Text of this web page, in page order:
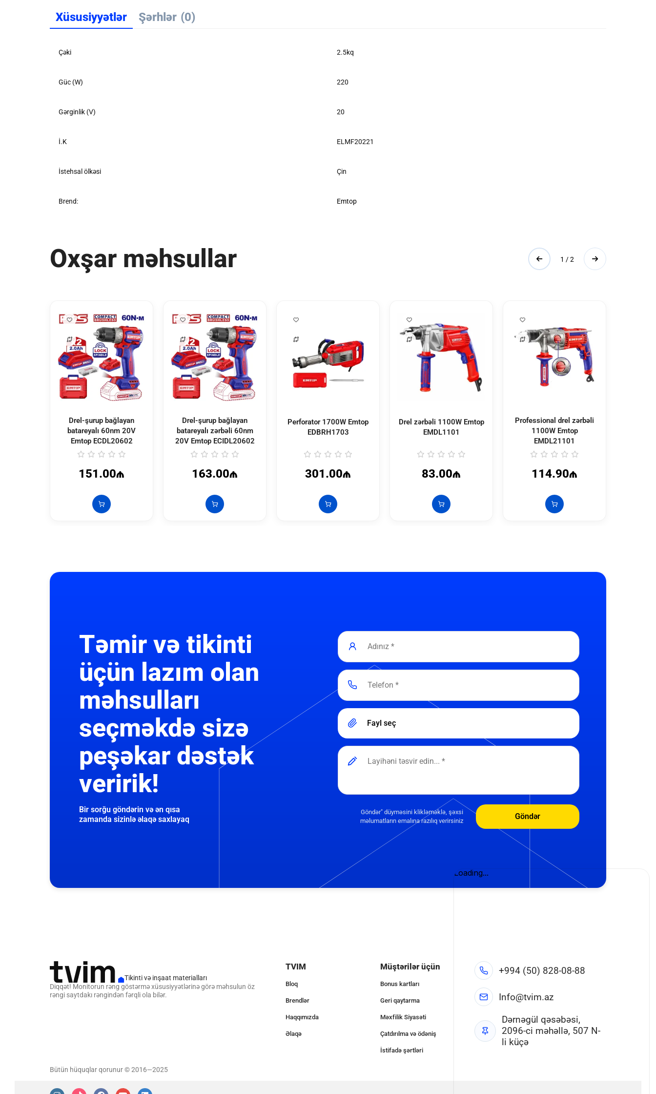
Xüsusiyyətlər Şərhlər (0)
Çəki 2.5kq
Güc (W) 220
Gərginlik (V) 20
İ.K ELMF20221
İstehsal ölkəsi Çin
Brend: Emtop
Oxşar məhsullar
Drel-şurup bağlayan
batareyalı 60nm 20V
Emtop ECDL20602
151.00₼
Drel-şurup bağlayan
batareyalı zərbəli 60nm
20V Emtop ECIDL20602
163.00₼
Perforator 1700W Emtop
EDBRH1703
301.00₼
Drel zərbəli 1100W Emtop
EMDL1101
83.00₼
Professional drel zərbəli
1100W Emtop
EMDL21101
114.90₼
1 / 2
Təmir və tikinti
üçün lazım olan
məhsulları
seçməkdə sizə
peşəkar dəstək
veririk!
Bir sorğu göndərin və ən qısa
zamanda sizinlə əlaqə saxlayaq
Fayl seç
Göndər" düyməsini klikləməklə, şəxsi
məlumatların emalına razılıq verirsiniz
Göndər
Tikinti və inşaat materialları
Diqqət! Monitorun rəng göstərmə xüsusiyyətlərinə görə məhsulun öz
rəngi saytdakı rəngindən fərqli ola bilər.
TVIM
Bloq
Brendlər
Haqqımızda
Əlaqə
Müştərilər üçün
Bonus kartları
Geri qaytarma
Məxfilik Siyasəti
Çatdırılma və ödəniş
İstifadə şərtləri
+994 (50) 828-08-88
Info@tvim.az
Dərnəgül qəsəbəsi,
2096-ci məhəllə, 507 N-
li küçə
Bütün hüquqlar qorunur © 2016—2025